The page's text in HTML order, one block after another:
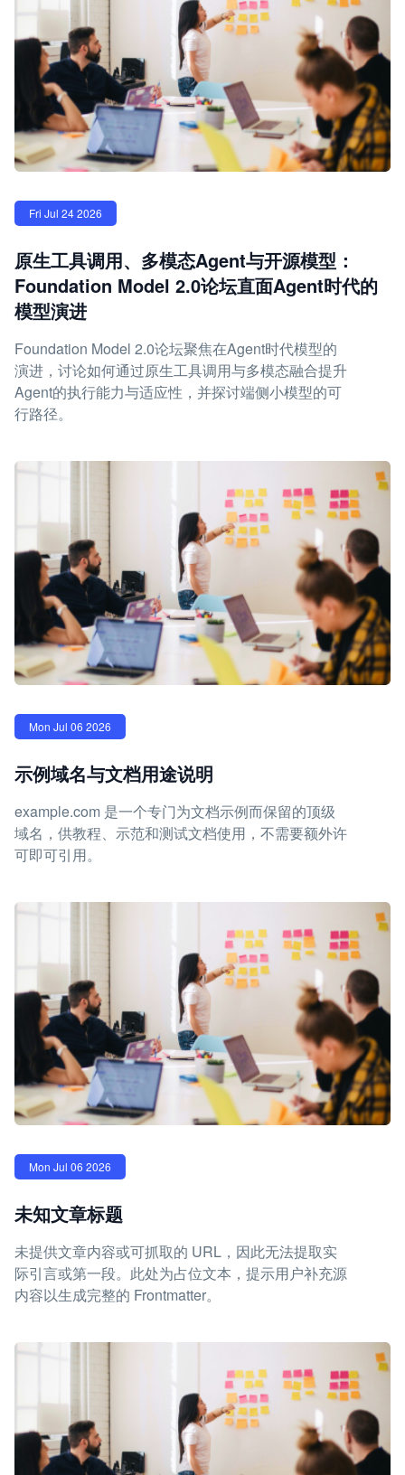
Fri Jul 24 2026
原生工具调用、多模态Agent与开源模型：
Foundation Model 2.0论坛直面Agent时代的
模型演进
Foundation Model 2.0论坛聚焦在Agent时代模型的
演进，讨论如何通过原生工具调用与多模态融合提升
Agent的执行能力与适应性，并探讨端侧小模型的可
行路径。
Mon Jul 06 2026
示例域名与文档用途说明
example.com 是一个专门为文档示例而保留的顶级
域名，供教程、示范和测试文档使用，不需要额外许
可即可引用。
Mon Jul 06 2026
未知文章标题
未提供文章内容或可抓取的 URL，因此无法提取实
际引言或第一段。此处为占位文本，提示用户补充源
内容以生成完整的 Frontmatter。